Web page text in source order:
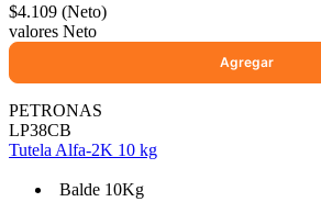
selladores
$4.109 (Neto)
valores Neto
PETRONAS
LP38CB
Tutela Alfa-2K 10 kg
Balde 10Kg